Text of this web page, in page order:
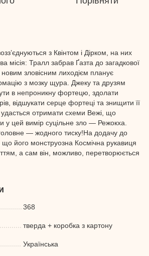
з Квінтом і Дірком, на них
місія: Тралл забрав Ґазта до загадкової
зловісним лиходієм планує
з мозку щура. Джеку та друзям
в непроникну фортецю, здолати
відшукати серце фортеці та знищити її
удасться отримати схеми Вежі, що
у цей вимір суцільне зло — Режокха.
— жодного тиску!На додачу до
що його монструозна Космічна рукавиця
а сам він, можливо, перетворюється
368
тверда + коробка з картону
Українська